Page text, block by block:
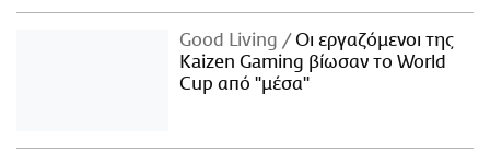
Good Living
Οι εργαζόμενοι της
Kaizen Gaming βίωσαν το World
Cup από "μέσα"